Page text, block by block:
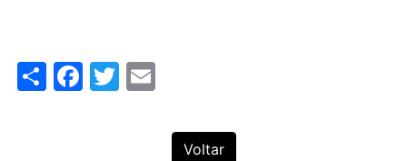
ShareFacebook
Twitter
Voltar